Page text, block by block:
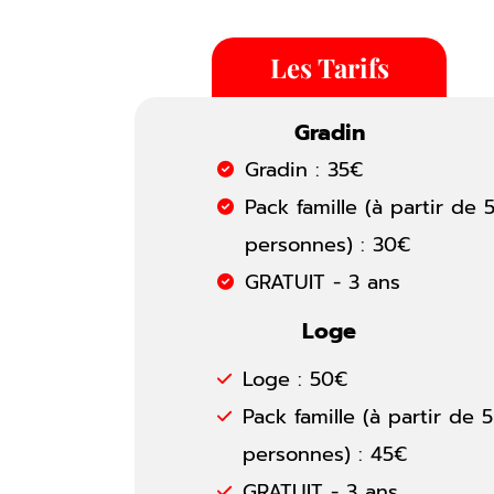
Les Tarifs
Gradin
Gradin : 35€
Pack famille (à partir de 5
personnes) : 30€
GRATUIT - 3 ans
Loge
Loge : 50€
Pack famille (à partir de 5
personnes) : 45€